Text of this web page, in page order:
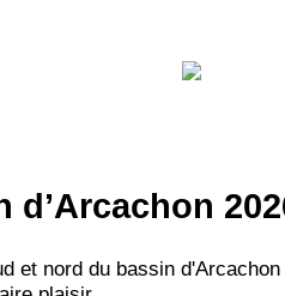
et nord du bassin